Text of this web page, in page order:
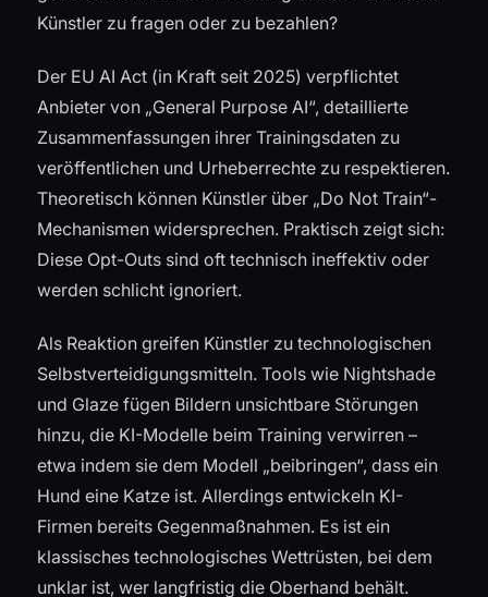
Künstler zu fragen oder zu bezahlen?
Der EU AI Act (in Kraft seit 2025) verpflichtet
Anbieter von „General Purpose AI“, detaillierte
Zusammenfassungen ihrer Trainingsdaten zu
veröffentlichen und Urheberrechte zu respektieren.
Theoretisch können Künstler über „Do Not Train“-
Mechanismen widersprechen. Praktisch zeigt sich:
Diese Opt-Outs sind oft technisch ineffektiv oder
werden schlicht ignoriert.
Als Reaktion greifen Künstler zu technologischen
Selbstverteidigungsmitteln. Tools wie Nightshade
und Glaze fügen Bildern unsichtbare Störungen
hinzu, die KI-Modelle beim Training verwirren –
etwa indem sie dem Modell „beibringen“, dass ein
Hund eine Katze ist. Allerdings entwickeln KI-
Firmen bereits Gegenmaßnahmen. Es ist ein
klassisches technologisches Wettrüsten, bei dem
unklar ist, wer langfristig die Oberhand behält.